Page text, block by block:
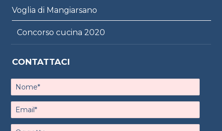
Voglia di Mangiarsano
Concorso cucina 2020
CONTATTACI